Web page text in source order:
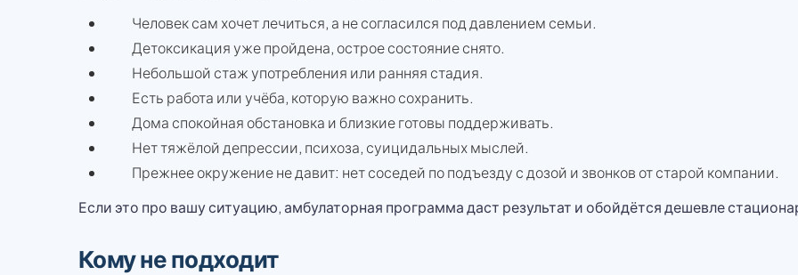
Человек сам хочет лечиться, а не согласился под давлением семьи.
Детоксикация уже пройдена, острое состояние снято.
Небольшой стаж употребления или ранняя стадия.
Есть работа или учёба, которую важно сохранить.
Дома спокойная обстановка и близкие готовы поддерживать.
Нет тяжёлой депрессии, психоза, суицидальных мыслей.
Прежнее окружение не давит: нет соседей по подъезду с дозой и звонков от старой компании.
Если это про вашу ситуацию, амбулаторная программа даст результат и обойдётся дешевле
Кому не подходит